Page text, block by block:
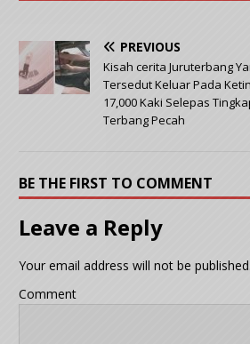
PREVIOUS
Kisah cerita Juruterbang
Tersedut Keluar Pada
17,000 Kaki Selepas
Terbang Pecah
BE THE FIRST TO COMMENT
Leave a Reply
Your email address will not be published.
Comment